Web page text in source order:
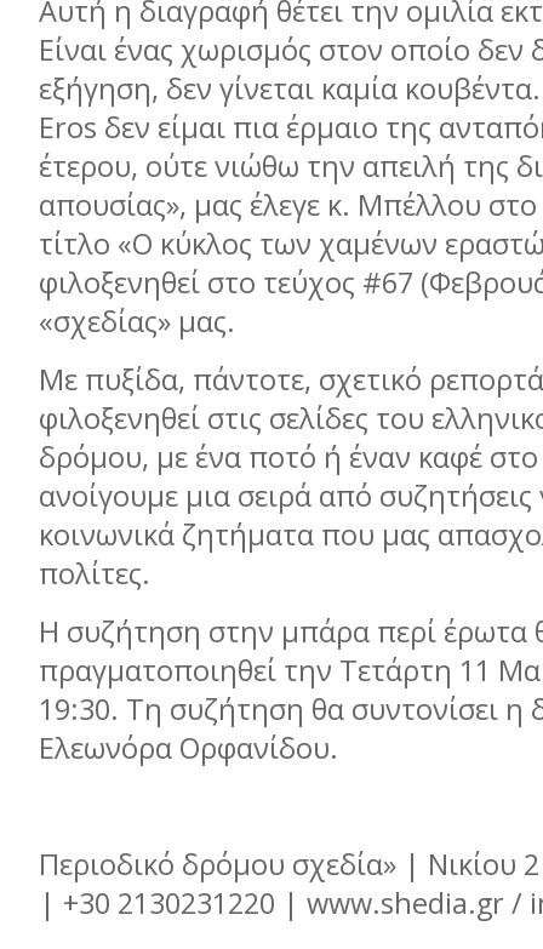
Αυτή η διαγραφή θέτει την ομιλία
Είναι ένας χωρισμός στον οποίο δεν
εξήγηση, δεν γίνεται καμία
Eros δεν είμαι πια έρμαιο της
έτερου, ούτε νιώθω την απειλή της
απουσίας», μας έλεγε κ. Μπέλλου
τίτλο «Ο κύκλος των χαμένων
φιλοξενηθεί στο τεύχος #67
«σχεδίας» μας.
Με πυξίδα, πάντοτε, σχετικό
φιλοξενηθεί στις σελίδες του
δρόμου, με ένα ποτό ή έναν καφέ στο
ανοίγουμε μια σειρά από συζητήσεις
κοινωνικά ζητήματα που μας
πολίτες.
Η συζήτηση στην μπάρα περί έρωτα
πραγματοποιηθεί την Τετάρτη 11
19:30. Τη συζήτηση θα συντονίσει η
Ελεωνόρα Ορφανίδου.
Περιοδικό δρόμου σχεδία» | Νικίου
| +30 2130231220 | www.shedia.gr /